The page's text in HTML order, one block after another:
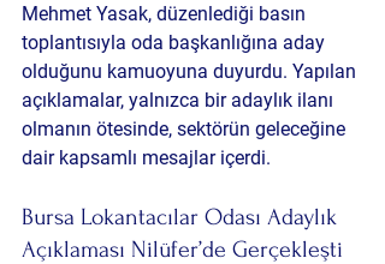
Mehmet Yasak, düzenlediği basın
toplantısıyla oda başkanlığına aday
olduğunu kamuoyuna duyurdu. Yapılan
açıklamalar, yalnızca bir adaylık ilanı
olmanın ötesinde, sektörün geleceğine
dair kapsamlı mesajlar içerdi.
Bursa Lokantacılar Odası Adaylık
Açıklaması Nilüfer’de Gerçekleşti